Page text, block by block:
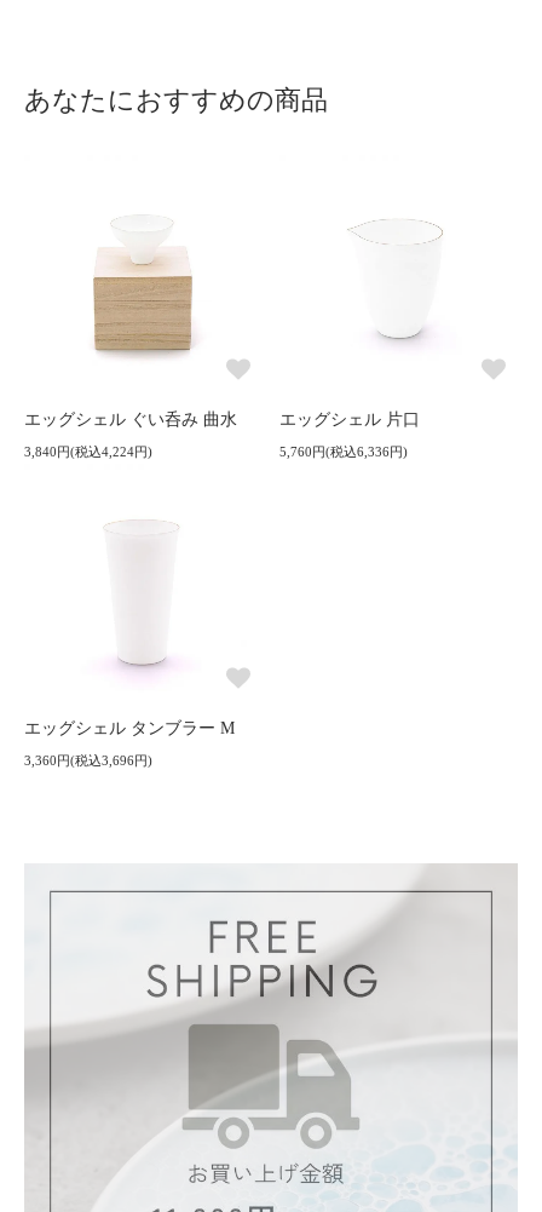
あなたにおすすめの商品
エッグシェル ぐい呑み 曲水
3,840円(税込4,224円)
エッグシェル 片口
5,760円(税込6,336円)
エッグシェル タンブラー M
3,360円(税込3,696円)